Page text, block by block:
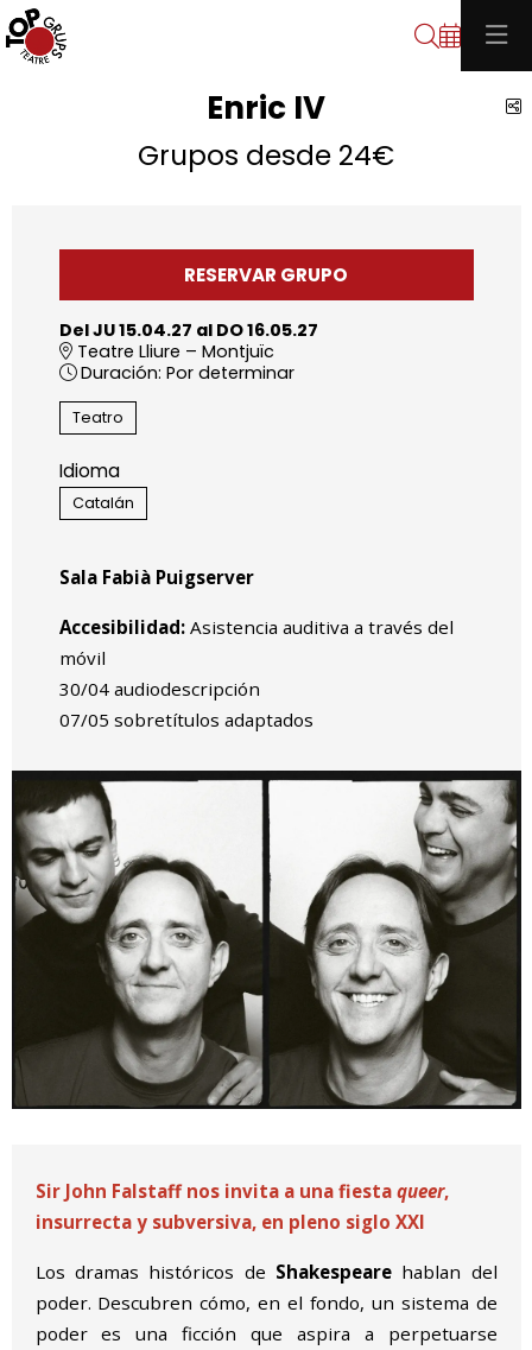
Buscar
Enric IV
Grupos desde 24€
RESERVAR GRUPO
Del JU 15.04.27 al DO 16.05.27
Teatre Lliure – Montjuïc
Duración: Por determinar
Teatro
Idioma
Catalán
Sala Fabià Puigserver
Accesibilidad: Asistencia auditiva a través del
móvil
30/04 audiodescripción
07/05 sobretítulos adaptados
Sir John Falstaff nos invita a una fiesta queer,
insurrecta y subversiva, en pleno siglo XXI
Los dramas históricos de Shakespeare hablan del
poder. Descubren cómo, en el fondo, un sistema de
poder es una ficción que aspira a perpetuarse